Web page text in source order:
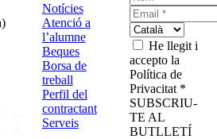
Notícies
Atenció a
l’alumne
Beques
Borsa de
treball
Perfil del
contractant
Serveis
He llegit i
accepto la
Política de
Privacitat *
SUBSCRIU-
TE AL
BUTLLETÍ